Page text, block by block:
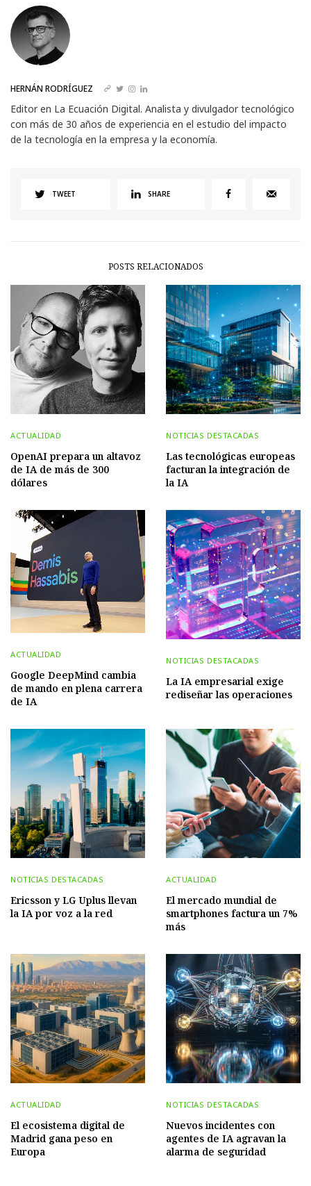
HERNÁN RODRÍGUEZ
Editor en La Ecuación Digital. Analista y divulgador tecnológico
con más de 30 años de experiencia en el estudio del impacto
de la tecnología en la empresa y la economía.
TWEET SHARE
POSTS RELACIONADOS
ACTUALIDAD
OpenAI prepara un altavoz
de IA de más de 300
dólares
NOTICIAS DESTACADAS
Las tecnológicas europeas
facturan la integración de
la IA
ACTUALIDAD
Google DeepMind cambia
de mando en plena carrera
de IA
NOTICIAS DESTACADAS
La IA empresarial exige
rediseñar las operaciones
NOTICIAS DESTACADAS
Ericsson y LG Uplus llevan
la IA por voz a la red
ACTUALIDAD
El mercado mundial de
smartphones factura un 7%
más
ACTUALIDAD
El ecosistema digital de
Madrid gana peso en
Europa
NOTICIAS DESTACADAS
Nuevos incidentes con
agentes de IA agravan la
alarma de seguridad